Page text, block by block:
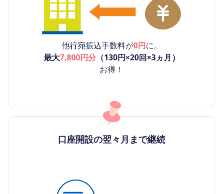
他行宛振込手数料が0円に。
最大7,800円分（130円×20回×3ヵ月）
お得！
口座開設の翌々月まで継続